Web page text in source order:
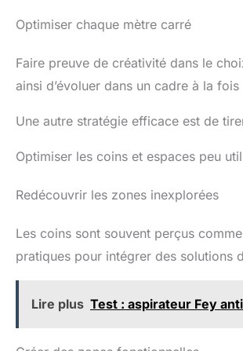
Optimiser chaque mètre carré
Faire preuve de créativité dans le
ainsi d’évoluer dans un cadre à la
Une autre stratégie efficace est de
Optimiser les coins et espaces peu
Redécouvrir les zones inexplorées
Les coins sont souvent perçus
pratiques pour intégrer des solutions
Lire plus Test : aspirateur Fey